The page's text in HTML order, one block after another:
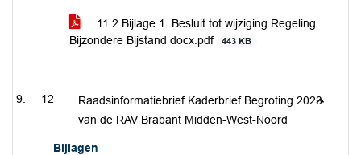
11.2 Bijlage 1. Besluit tot wijziging Regeling
Bijzondere Bijstand docx.pdf
443 KB
12
Raadsinformatiebrief Kaderbrief Begroting 2023
van de RAV Brabant Midden-West-Noord
Bijlagen